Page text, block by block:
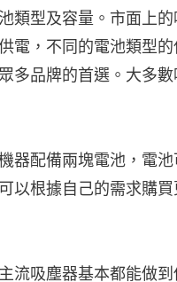
類型及容量。市面上
電，不同的電池類型
多品牌的首選。大多
器配備兩塊電池，電
以根據自己的需求購
流吸塵器基本都能做